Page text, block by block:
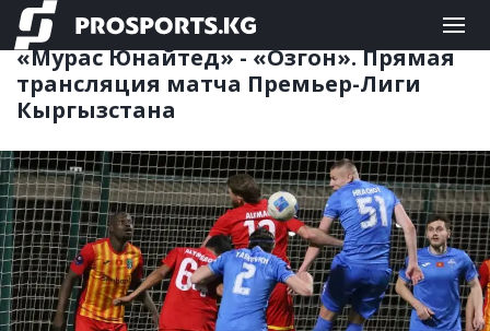
ФУТБОЛ 19.04.2025 12:44
«Мурас Юнайтед» - «Озгон». Прямая
трансляция матча Премьер-Лиги
Кыргызстана